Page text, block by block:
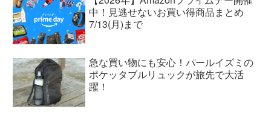
中！見逃せないお買い得商品まとめ
7/13(月)まで
急な買い物にも安心！パールイズミの
ポケッタブルリュックが旅先で大活
躍！